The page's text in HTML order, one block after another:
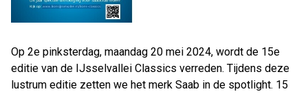
Op 2e pinksterdag, maandag 20 mei 2024, wordt de 15e
editie van de IJsselvallei Classics verreden. Tijdens deze
lustrum editie zetten we het merk Saab in de spotlight. 15